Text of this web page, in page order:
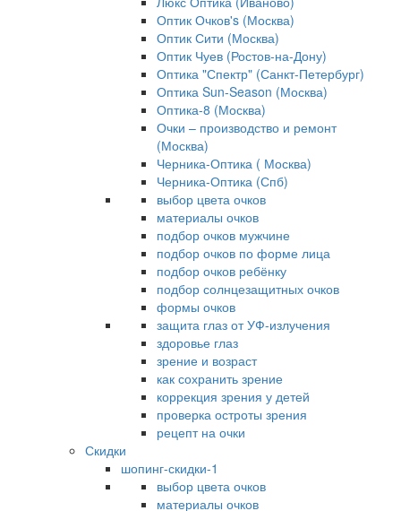
Оптик Очков's (Москва)
Оптик Сити (Москва)
Оптик Чуев (Ростов-на-Дону)
Оптика "Спектр" (Санкт-Петербург)
Оптика Sun-Season (Москва)
Оптика-8 (Москва)
Очки – производство и ремонт
(Москва)
Черника-Оптика ( Москва)
Черника-Оптика (Спб)
выбор цвета очков
материалы очков
подбор очков мужчине
подбор очков по форме лица
подбор очков ребёнку
подбор солнцезащитных очков
формы очков
защита глаз от УФ-излучения
здоровье глаз
зрение и возраст
как сохранить зрение
коррекция зрения у детей
проверка остроты зрения
рецепт на очки
Скидки
шопинг-скидки-1
выбор цвета очков
материалы очков